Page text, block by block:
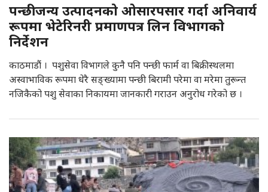
पन्छीजन्य उत्पादनको ओसारपसार गर्दा अनिवार्य
रूपमा भेटेरिनरी प्रमाणपत्र लिन विभागकाे
निर्देशन
काठमाडौं । पशुसेवा विभागले कुनै पनि पन्छी फार्म वा बिक्रीस्थलमा
अस्वाभाविक रूपमा धेरै सङ्ख्यामा पन्छी बिरामी परेमा वा मरेमा तुरून्त
नजिकैको पशु सेवाका निकायमा जानकारी गराउन अनुरोध गरेको छ ।